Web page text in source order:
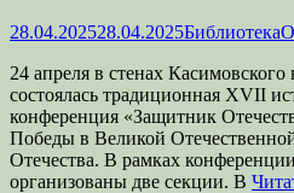
Опубликовано
28.04.202528.04.2025Автор
Библиотека
24 апреля в стенах Касимовского
состоялась традиционная XVII
конференция «Защитник
Победы в Великой
Отечества. В рамках
организованы две секции. В